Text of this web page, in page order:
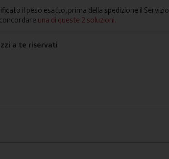
il peso esatto, prima della spedizione il Servizio
una di queste 2 soluzioni.
a te riservati